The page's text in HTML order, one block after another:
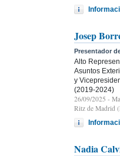
Josep
Presentador
Alto
Asuntos
y
(2019-2024)
26/09/2025 -
Ritz de Madrid
Nadia